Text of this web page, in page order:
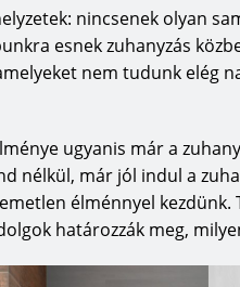
nincsenek olyan
esnek zuhanyzás
nem tudunk elég
ugyanis már a
nélkül, már jól indul a
élménnyel
határozzák meg,